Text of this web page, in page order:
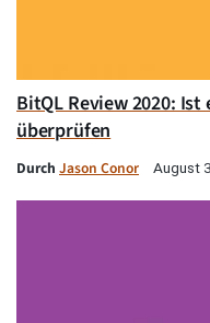
BitQL Review 2020:
überprüfen
Durch Jason Conor August